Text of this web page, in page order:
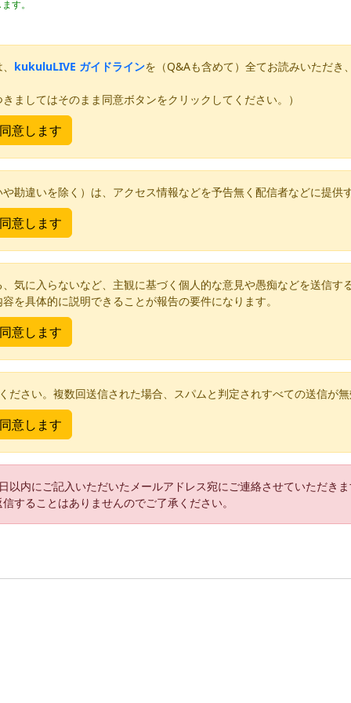
す。
kukuluLIVE ガイドラインを（Q&Aも含めて）全てお読みいただ
ましてはそのまま同意ボタンをクリックしてください。）
勘違いを除く）は、アクセス情報などを予告無く配信者などに提
気に入らないなど、主観に基づく個人的な意見や愚痴などを送信す
を具体的に説明できることが報告の要件になります。
ださい。複数回送信された場合、スパムと判定されすべての送信が
以内にご記入いただいたメールアドレス宛にご連絡させていただき
することはありませんのでご了承ください。